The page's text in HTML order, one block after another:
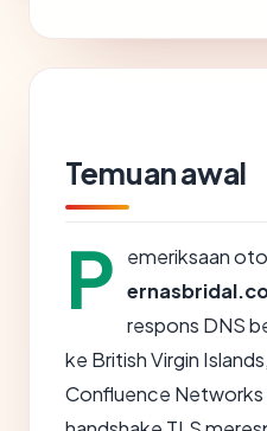
Temuan awal
P
emeriksaan
respons DNS
ke British Virgin
Confluence Networks